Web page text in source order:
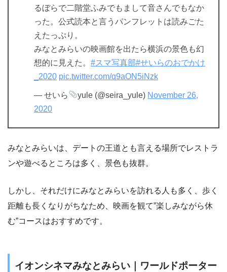
るぼらで二階堂ふみでもまして音さんでもなか
った。公式読本と言うパンフレットは読みごた
えたっぷり。
みなとみらいの映画館を出たら横浜の景色も幻
想的に見えた。 #スマ写真部#せいらのおでかけ
_2020 pic.twitter.com/q9aON5iNzk
— せいら yule (@seira_yule) November 26,
2020
みなとみらいは、デートの王道とも言える場所でレストラ
ンや遊べるところは多く、景色も抜群。
しかし、それだけにみなとみらいを訪れる人も多く、歩く
距離も長くなりがちなため、映画を観て”楽しみながら休
む”コースはおすすめです。
イオンシネマみなとみらい｜ワールドポーター